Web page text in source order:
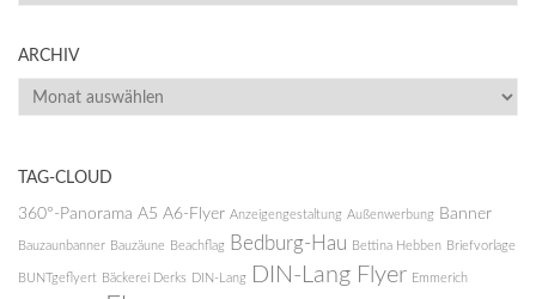
ARCHIV
ARCHIV
TAG-CLOUD
360°-Panorama A5 A6-Flyer Anzeigengestaltung Außenwerbung Banner
Bauzaunbanner Bauzäune Beachflag Bedburg-Hau Bettina Hebben Briefvorlage
BUNTgeflyert Bäckerei Derks DIN-Lang DIN-Lang Flyer Emmerich